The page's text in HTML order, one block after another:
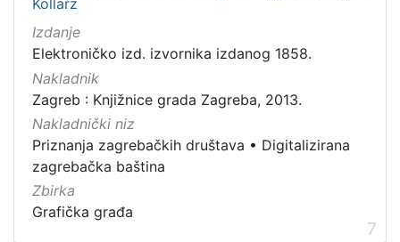
Kollařz
Izdanje
Elektroničko izd. izvornika izdanog 1858.
Nakladnik
Zagreb : Knjižnice grada Zagreba, 2013.
Nakladnički niz
Priznanja zagrebačkih društava • Digitalizirana
zagrebačka baština
Zbirka
Grafička građa
7